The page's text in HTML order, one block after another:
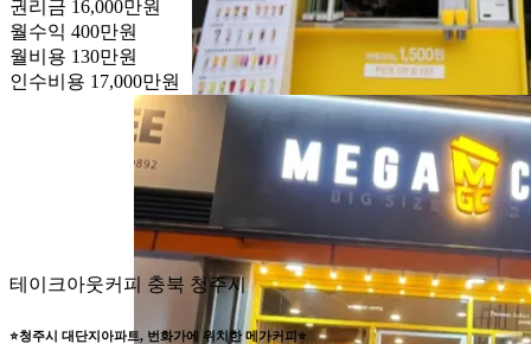
권리금 16,000만원
월수익 400만원
월비용 130만원
인수비용 17,000만원
테이크아웃커피 충북 청주시
⭐️청주시 대단지아파트, 번화가에 위치한 메가커피⭐️